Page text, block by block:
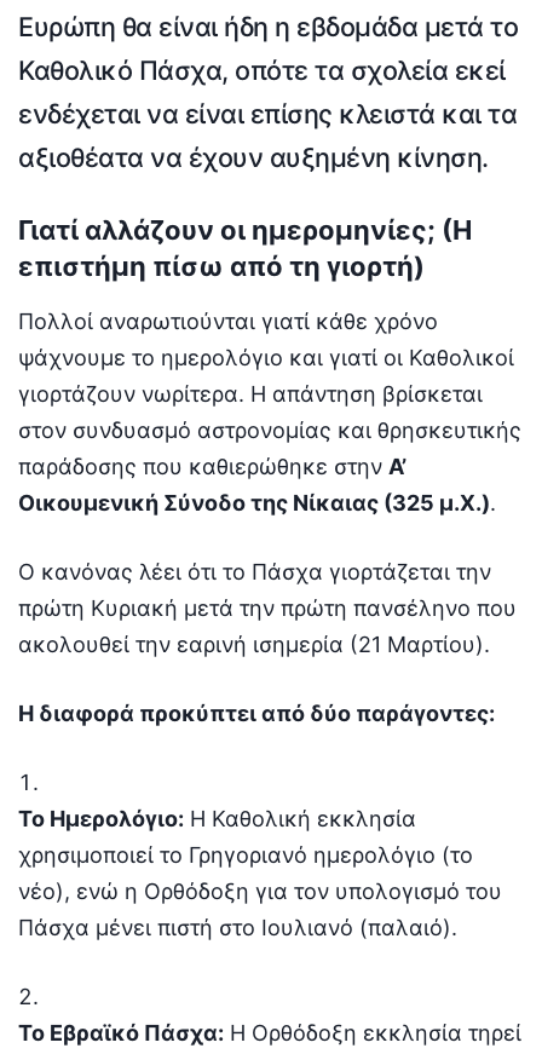
Ευρώπη θα είναι ήδη η εβδομάδα μετά το
Καθολικό Πάσχα, οπότε τα σχολεία εκεί
ενδέχεται να είναι επίσης κλειστά και τα
αξιοθέατα να έχουν αυξημένη κίνηση.
Γιατί αλλάζουν οι ημερομηνίες; (Η
επιστήμη πίσω από τη γιορτή)
Πολλοί αναρωτιούνται γιατί κάθε χρόνο
ψάχνουμε το ημερολόγιο και γιατί οι Καθολικοί
γιορτάζουν νωρίτερα. Η απάντηση βρίσκεται
στον συνδυασμό αστρονομίας και θρησκευτικής
παράδοσης που καθιερώθηκε στην Α’
Οικουμενική Σύνοδο της Νίκαιας (325 μ.Χ.).
Ο κανόνας λέει ότι το Πάσχα γιορτάζεται την
πρώτη Κυριακή μετά την πρώτη πανσέληνο που
ακολουθεί την εαρινή ισημερία (21 Μαρτίου).
Η διαφορά προκύπτει από δύο παράγοντες:
Το Ημερολόγιο: Η Καθολική εκκλησία
χρησιμοποιεί το Γρηγοριανό ημερολόγιο (το
νέο), ενώ η Ορθόδοξη για τον υπολογισμό του
Πάσχα μένει πιστή στο Ιουλιανό (παλαιό).
Το Εβραϊκό Πάσχα: Η Ορθόδοξη εκκλησία τηρεί